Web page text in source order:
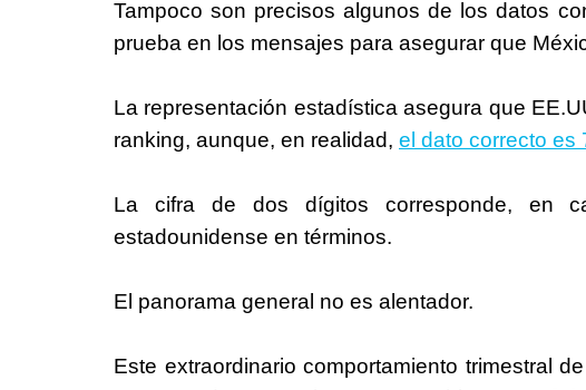
Tampoco son precisos algunos de los datos
prueba en los mensajes para asegurar que
La representación estadística asegura que
ranking, aunque, en realidad, el dato correcto es
La cifra de dos dígitos corresponde, en
estadounidense en términos.
El panorama general no es alentador.
Este extraordinario comportamiento trimestral